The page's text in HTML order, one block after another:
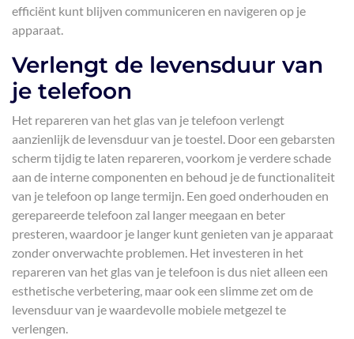
efficiënt kunt blijven communiceren en navigeren op je
apparaat.
Verlengt de levensduur van
je telefoon
Het repareren van het glas van je telefoon verlengt
aanzienlijk de levensduur van je toestel. Door een gebarsten
scherm tijdig te laten repareren, voorkom je verdere schade
aan de interne componenten en behoud je de functionaliteit
van je telefoon op lange termijn. Een goed onderhouden en
gerepareerde telefoon zal langer meegaan en beter
presteren, waardoor je langer kunt genieten van je apparaat
zonder onverwachte problemen. Het investeren in het
repareren van het glas van je telefoon is dus niet alleen een
esthetische verbetering, maar ook een slimme zet om de
levensduur van je waardevolle mobiele metgezel te
verlengen.